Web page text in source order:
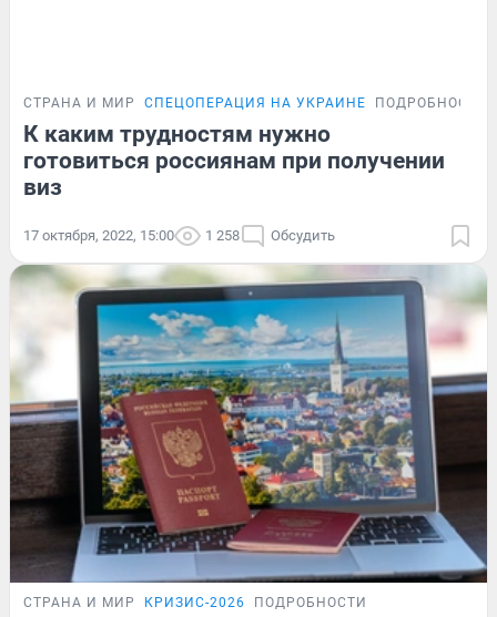
СТРАНА И МИР СПЕЦОПЕРАЦИЯ НА УКРАИНЕ ПОДРОБНОСТИ
К каким трудностям нужно
готовиться россиянам при получении
виз
17 октября, 2022, 15:00 1 258 Обсудить
СТРАНА И МИР КРИЗИС-2026 ПОДРОБНОСТИ